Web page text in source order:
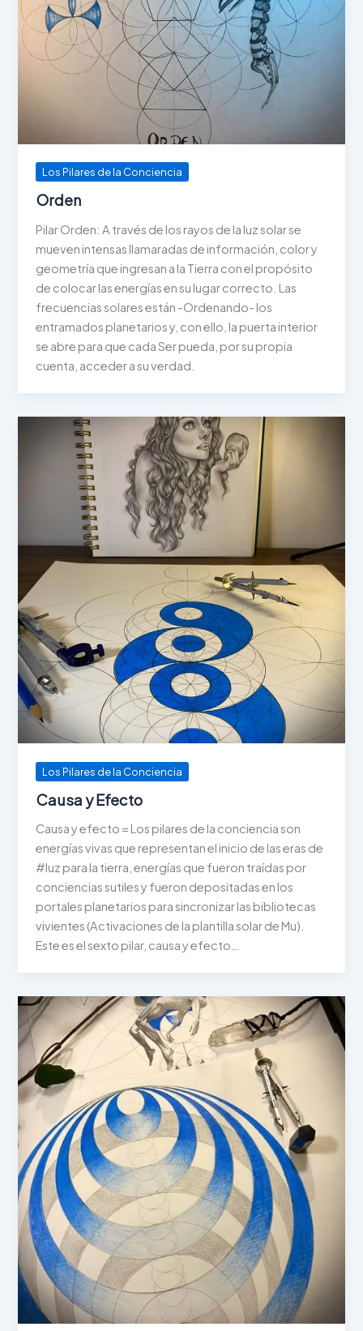
Los Pilares de la Conciencia
Orden
Pilar Orden: A través de los rayos de la luz solar se
mueven intensas llamaradas de información, color y
geometría que ingresan a la Tierra con el propósito
de colocar las energías en su lugar correcto. Las
frecuencias solares están -Ordenando- los
entramados planetarios y, con ello, la puerta interior
se abre para que cada Ser pueda, por su propia
cuenta, acceder a su verdad.
Los Pilares de la Conciencia
Causa y Efecto
Causa y efecto = Los pilares de la conciencia son
energías vivas que representan el inicio de las eras de
#luz para la tierra, energías que fueron traídas por
conciencias sutiles y fueron depositadas en los
portales planetarios para sincronizar las bibliotecas
vivientes (Activaciones de la plantilla solar de Mu).
Este es el sexto pilar, causa y efecto…